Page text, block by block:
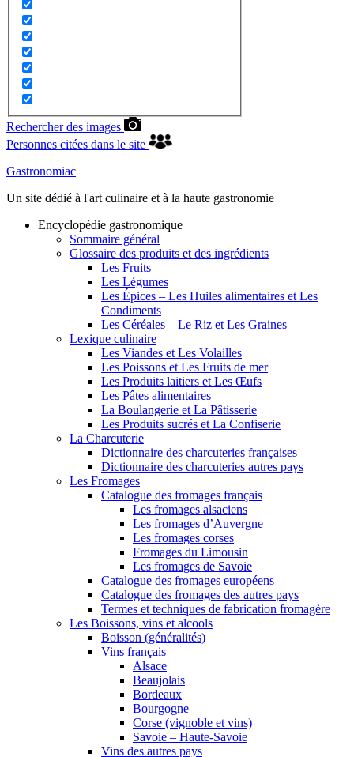
Rechercher des images
Personnes citées dans le site
Gastronomiac
Un site dédié à l'art culinaire et à la haute gastronomie
Encyclopédie gastronomique
Sommaire général
Glossaire des produits et des ingrédients
Les Fruits
Les Légumes
Les Épices – Les Huiles alimentaires et Les
Condiments
Les Céréales – Le Riz et Les Graines
Lexique culinaire
Les Viandes et Les Volailles
Les Poissons et Les Fruits de mer
Les Produits laitiers et Les Œufs
Les Pâtes alimentaires
La Boulangerie et La Pâtisserie
Les Produits sucrés et La Confiserie
La Charcuterie
Dictionnaire des charcuteries françaises
Dictionnaire des charcuteries autres pays
Les Fromages
Catalogue des fromages français
Les fromages alsaciens
Les fromages d’Auvergne
Les fromages corses
Fromages du Limousin
Les fromages de Savoie
Catalogue des fromages européens
Catalogue des fromages des autres pays
Termes et techniques de fabrication fromagère
Les Boissons, vins et alcools
Boisson (généralités)
Vins français
Alsace
Beaujolais
Bordeaux
Bourgogne
Corse (vignoble et vins)
Savoie – Haute-Savoie
Vins des autres pays